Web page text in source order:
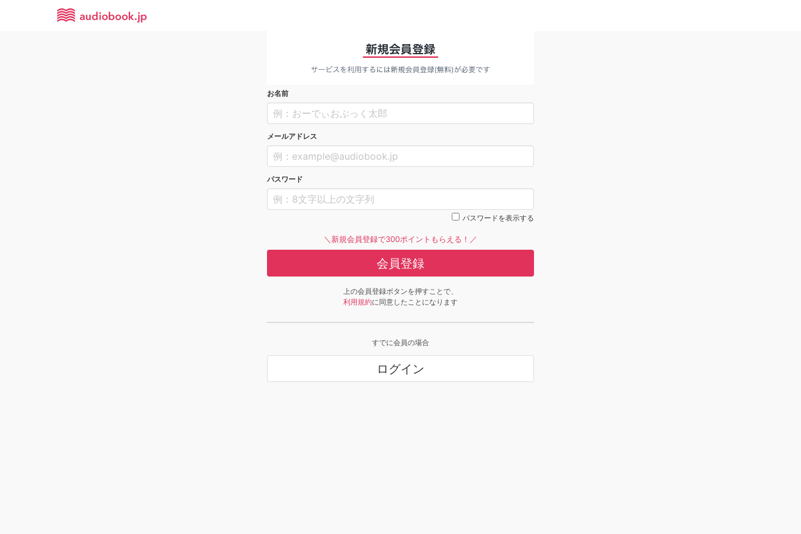
お名前
メールアドレス
パスワード
パスワードを表示する
＼新規会員登録で300ポイントもらえる！／
会員登録
上の会員登録ボタンを押すことで、
利用規約に同意したことになります
すでに会員の場合
ログイン